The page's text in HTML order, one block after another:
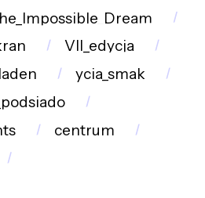
VII_edycja
ycia_smak
centrum